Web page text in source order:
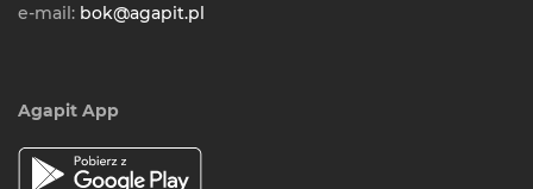
e-mail: bok@agapit.pl
Agapit App